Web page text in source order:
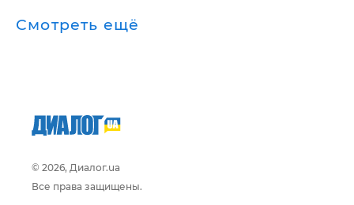
Смотреть ещё
© 2026, Диалог.ua
Все права защищены.